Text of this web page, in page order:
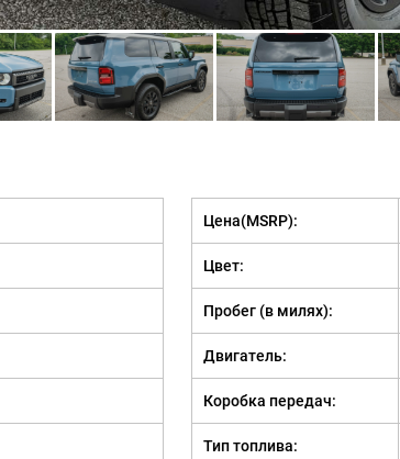
Цена(MSRP):
Цвет:
Пробег (в милях):
Двигатель:
Коробка передач:
Тип топлива: